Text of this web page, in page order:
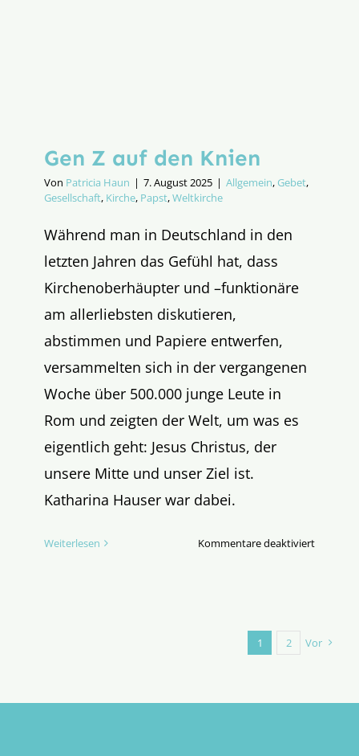
Gen Z auf den Knien
Von Patricia Haun | 7. August 2025 | Allgemein,Gebet,
Gesellschaft, Kirche, Papst,Weltkirche
Während man in Deutschland in den
letzten Jahren das Gefühl hat, dass
Kirchenoberhäupter und –funktionäre
am allerliebsten diskutieren,
abstimmen und Papiere entwerfen,
versammelten sich in der vergangenen
Woche über 500.000 junge Leute in
Rom und zeigten der Welt, um was es
eigentlich geht: Jesus Christus, der
unsere Mitte und unser Ziel ist.
Katharina Hauser war dabei.
Weiterlesen Kommentare deaktiviertfür
Knien
1 2 Vor